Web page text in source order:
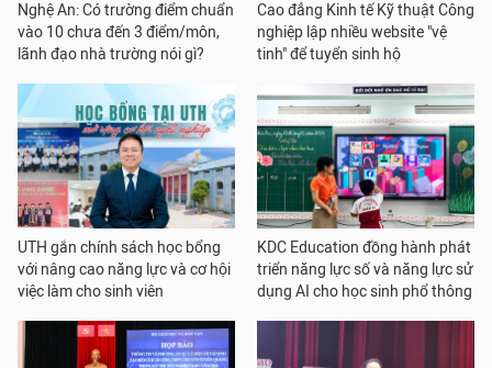
Nghệ An: Có trường điểm chuẩn
vào 10 chưa đến 3 điểm/môn,
lãnh đạo nhà trường nói gì?
Cao đẳng Kinh tế Kỹ thuật Công
nghiệp lập nhiều website "vệ
tinh" để tuyển sinh hộ
UTH gắn chính sách học bổng
với nâng cao năng lực và cơ hội
việc làm cho sinh viên
KDC Education đồng hành phát
triển năng lực số và năng lực sử
dụng AI cho học sinh phổ thông